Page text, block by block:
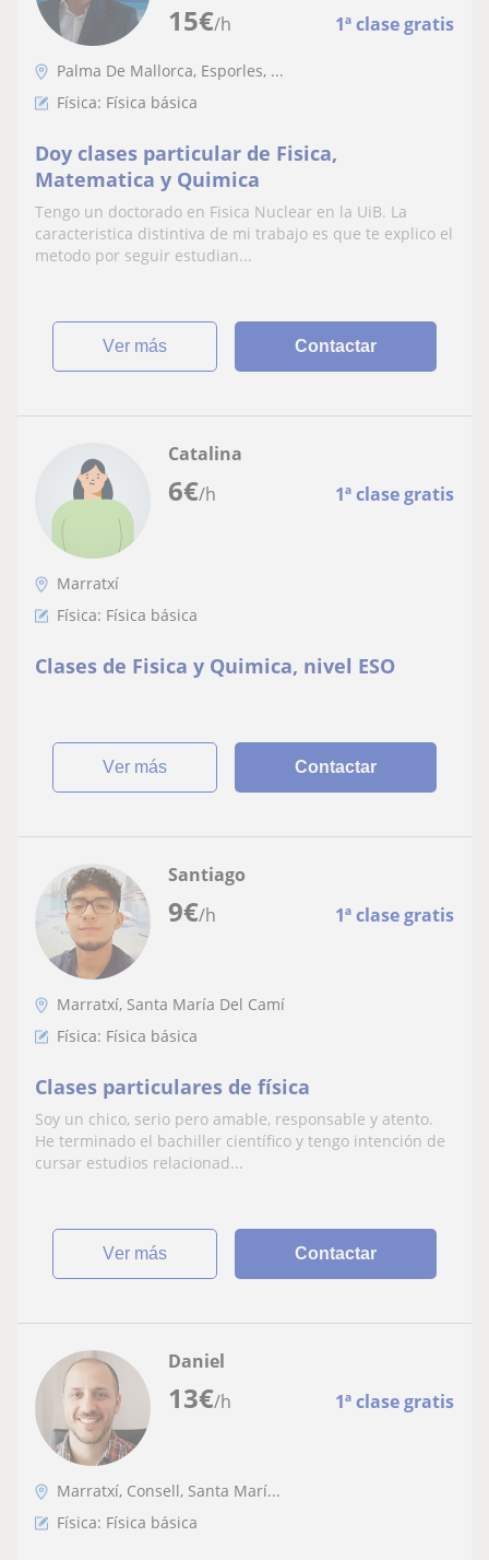
15€/h 1ª clase gratis
Palma De Mallorca, Esporles, ...
Física: Física básica
Doy clases particular de Fisica,
Matematica y Quimica
Tengo un doctorado en Fisica Nuclear en la UiB. La
caracteristica distintiva de mi trabajo es que te explico el
metodo por seguir estudian...
ver más Contactar
6€/h 1ª clase gratis
Catalina
Marratxí
Física: Física básica
Clases de Fisica y Quimica, nivel ESO
ver más Contactar
9€/h 1ª clase gratis
Santiago
Marratxí, Santa María Del Camí
Física: Física básica
Clases particulares de física
Soy un chico, serio pero amable, responsable y atento.
He terminado el bachiller científico y tengo intención de
cursar estudios relacionad...
ver más Contactar
13€/h 1ª clase gratis
Daniel
Marratxí, Consell, Santa Marí...
Física: Física básica